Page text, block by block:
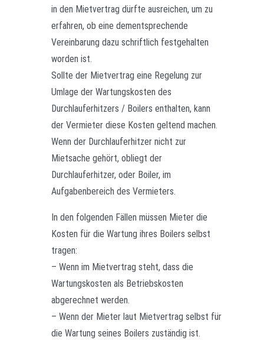
in den Mietvertrag dürfte ausreichen, um zu
erfahren, ob eine dementsprechende
Vereinbarung dazu schriftlich festgehalten
worden ist.
Sollte der Mietvertrag eine Regelung zur
Umlage der Wartungskosten des
Durchlauferhitzers / Boilers enthalten, kann
der Vermieter diese Kosten geltend machen.
Wenn der Durchlauferhitzer nicht zur
Mietsache gehört, obliegt der
Durchlauferhitzer, oder Boiler, im
Aufgabenbereich des Vermieters.
In den folgenden Fällen müssen Mieter die
Kosten für die Wartung ihres Boilers selbst
tragen:
– Wenn im Mietvertrag steht, dass die
Wartungskosten als Betriebskosten
abgerechnet werden.
– Wenn der Mieter laut Mietvertrag selbst für
die Wartung seines Boilers zuständig ist.